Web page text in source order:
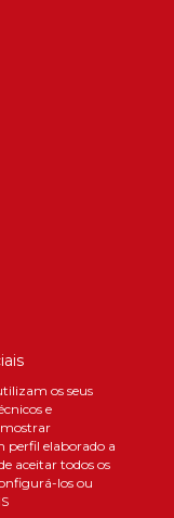
os seus
e
perfil elaborado a
aceitar todos os
los ou